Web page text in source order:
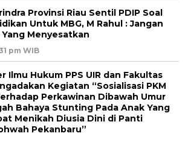
Provinsi Riau Sentil PDIP Soal
Untuk MBG, M Rahul : Jangan
Menyesatkan
pm WIB
Ilmu Hukum PPS UIR dan Fakultas
Kegiatan “Sosialisasi PKM
Perkawinan Dibawah Umur
Bahaya Stunting Pada Anak Yang
Menikah Diusia Dini di Panti
Pekanbaru”